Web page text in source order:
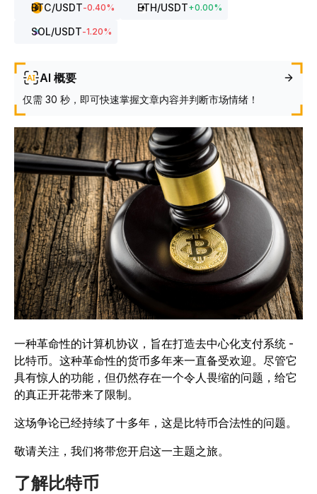
BTC/USDT-0.40% ETH/USDT+0.00%
SOL/USDT-1.20%
AI 概要
仅需 30 秒，即可快速掌握文章内容并判断市场情绪！
一种革命性的计算机协议，旨在打造去中心化支付系统 -
比特币。这种革命性的货币多年来一直备受欢迎。尽管它
具有惊人的功能，但仍然存在一个令人畏缩的问题，给它
的真正开花带来了限制。
这场争论已经持续了十多年，这是比特币合法性的问题。
敬请关注，我们将带您开启这一主题之旅。
了解比特币